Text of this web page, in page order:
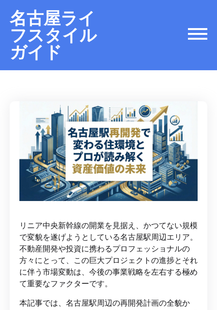
名古屋ライ
フスタイル
ガイド
リニア中央新幹線の開業を見据え、かつてない規模
で変貌を遂げようとしている名古屋駅周辺エリア。
不動産開発や投資に携わるプロフェッショナルの
方々にとって、この巨大プロジェクトの進捗とそれ
に伴う市場変動は、今後の事業戦略を左右する極め
て重要なファクターです。
本記事では、名古屋駅周辺の再開発計画の全貌か